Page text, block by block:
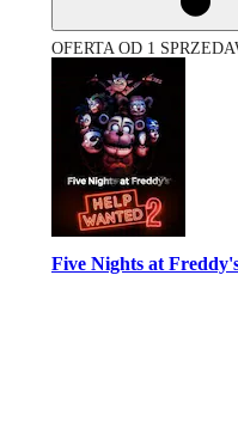
OFERTA OD 1
Five Nights at